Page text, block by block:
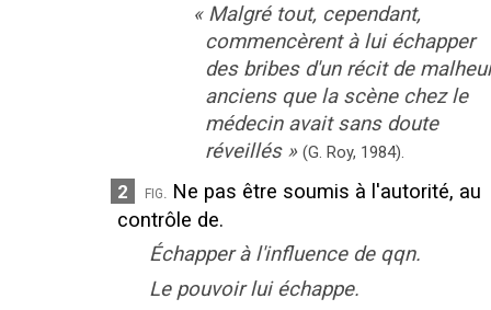
« Malgré tout, cependant,
commencèrent à lui échapper
des bribes d'un récit de
anciens que la scène chez le
médecin avait sans doute
réveillés » (G. Roy, 1984).
2 fig. Ne pas être soumis à l'autorité, au
contrôle de.
Échapper à l'influence de qqn.
Le pouvoir lui échappe.